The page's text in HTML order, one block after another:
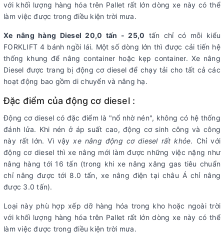
với khối lượng hàng hóa trên Pallet rất lớn dòng xe này có thể
làm việc được trong điều kiện trời mưa.
Xe nâng hàng Diesel 20,0 tấn - 25,0 tấn chỉ có mỗi kiểu
FORKLIFT 4 bánh ngồi lái. Một số dòng lớn thì được cải tiến hệ
thống khung để nâng container hoặc kẹp container. Xe nâng
Diesel được trang bị động cơ diesel để chạy tải cho tất cả các
hoạt động bao gồm di chuyển và nâng hạ.
Đặc điểm của động cơ diesel :
Động cơ diesel có đặc điểm là "nổ nhờ nén", không có hệ thống
đánh lửa. Khi nén ở áp suất cao, động cơ sinh công và công
này rất lớn. Vì vậy xe nâng động cơ diesel rất khỏe. Chỉ với
động cơ diesel thì xe nâng mới làm được những việc nặng như
nâng hàng tới 16 tấn (trong khi xe nâng xăng gas tiêu chuẩn
chỉ nâng được tới 8.0 tấn, xe nâng điện tại châu Á chỉ nâng
được 3.0 tấn).
Loại này phù hợp xếp dỡ hàng hóa trong kho hoặc ngoài trời
với khối lượng hàng hóa trên Pallet rất lớn dòng xe này có thể
làm việc được trong điều kiện trời mưa.